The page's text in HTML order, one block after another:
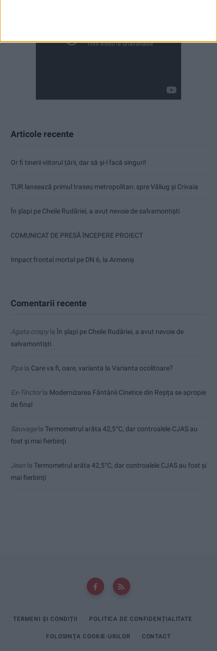
Articole recente
Or fi tinerii viitorul țării, dar să și-l facă singuri!
TUR lansează primul traseu metropolitan: spre Văliug și Crivaia
În șlapi pe Cheile Rudăriei, a avut nevoie de salvamontiști
COMUNICAT DE PRESĂ ÎNCEPERE PROIECT
Impact frontal mortal pe DN 6, la Armeniș
Comentarii recente
Agata crispyla În șlapi pe Cheile Rudăriei, a avut nevoie de
salvamontiști
Ppa la Care va fi, oare, varianta la Varianta ocolitoare?
Ex-Tinctorla Modernizarea Fântânii Cinetice din Reșița se apropie
de final
Sauvagela Termometrul arăta 42,5°C, dar controalele CJAS au
fost și mai fierbinți
Jean la Termometrul arăta 42,5°C, dar controalele CJAS au fost și
mai fierbinți
TERMENI ȘI CONDIȚII POLITICA DE CONFIDENȚIALITATE
FOLOSINȚA COOKIE-URILOR CONTACT